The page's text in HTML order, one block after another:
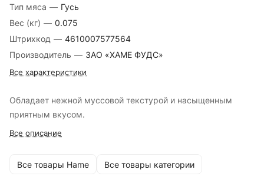
Тип мяса — Гусь
Вес (кг) — 0.075
Штрихкод — 4610007577564
Производитель — ЗАО «ХАМЕ ФУДС»
Все характеристики
Обладает нежной муссовой текстурой и насыщенным
приятным вкусом.
Все описание
Все товары Hame Все товары категории